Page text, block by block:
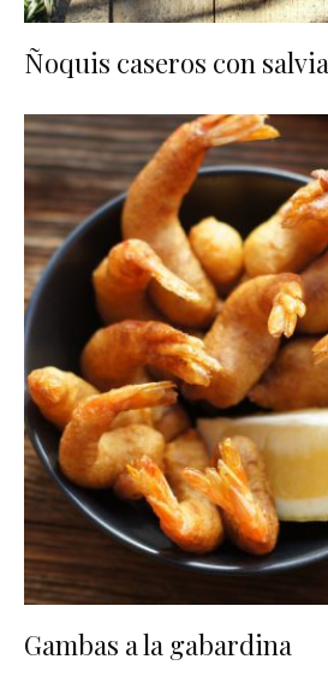
Ñoquis caseros con
Gambas a la gabardina